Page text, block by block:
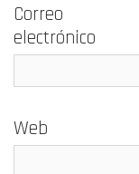
Correo
electrónico
Web